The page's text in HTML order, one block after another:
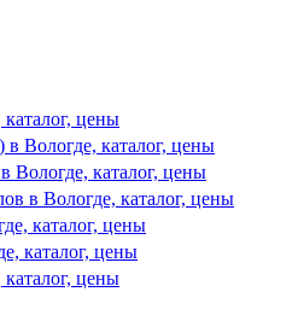
цены
Вологде, каталог, цены
Вологде, каталог, цены
в Вологде, каталог, цены
каталог, цены
каталог, цены
цены